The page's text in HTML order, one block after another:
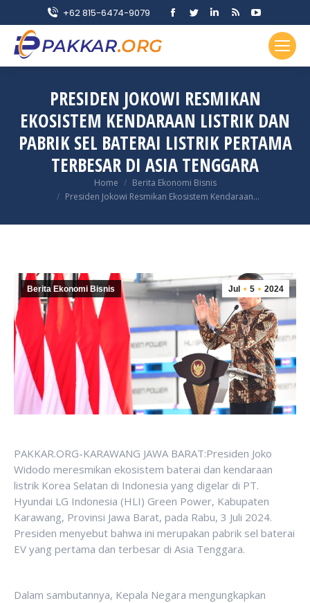
+62 815-6474-9079
Facebook
in
window
Twitter
in
window
Linkedin
in
window
Rss
opens
in
window
YouTube
page
opens
in
PRESIDEN JOKOWI RESMIKAN
EKOSISTEM KENDARAAN LISTRIK DAN
PABRIK SEL BATERAI LISTRIK PERTAMA
TERBESAR DI ASIA TENGGARA
Home
Berita Ekonomi Bisnis
Presiden Jokowi Resmikan Ekosistem Kendaraan…
Jul 5 2024
Berita Ekonomi Bisnis
PAKKAR.ORG-KARAWANG JAWA BARAT:Presiden Joko
Widodo meresmikan ekosistem baterai dan kendaraan
listrik Korea Selatan di Indonesia yang digelar di PT.
Hyundai LG Indonesia (HLI) Green Power, Kabupaten
Karawang, Provinsi Jawa Barat, pada Rabu, 3 Juli 2024.
Presiden menyebut bahwa ini merupakan pabrik sel baterai
EV yang pertama dan terbesar di Asia Tenggara.
Dalam sambutannya, Kepala Negara mengungkapkan